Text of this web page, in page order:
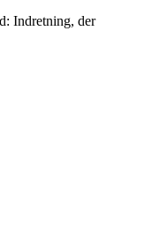
Indretning, der